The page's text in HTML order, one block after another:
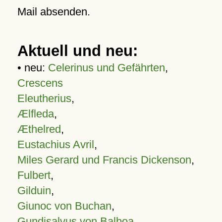
Mail absenden.
Aktuell und neu:
• neu: Celerinus und Gefährten,
Crescens
Eleutherius,
Ælfleda,
Æthelred,
Eustachius Avril,
Miles Gerard und Francis Dickenson,
Fulbert,
Gilduin,
Giunoc von Buchan,